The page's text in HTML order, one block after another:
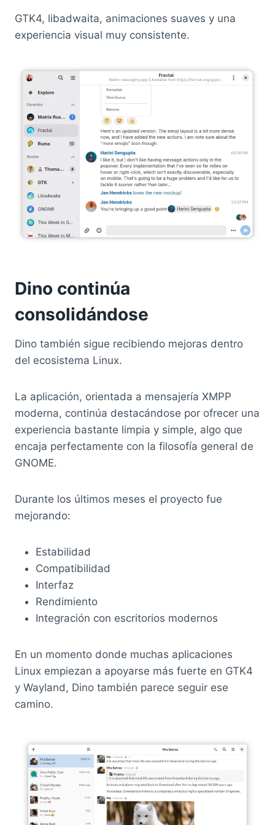
GTK4, libadwaita, animaciones suaves y una
experiencia visual muy consistente.
Dino continúa
consolidándose
Dino también sigue recibiendo mejoras dentro
del ecosistema Linux.
La aplicación, orientada a mensajería XMPP
moderna, continúa destacándose por ofrecer una
experiencia bastante limpia y simple, algo que
encaja perfectamente con la filosofía general de
GNOME.
Durante los últimos meses el proyecto fue
mejorando:
Estabilidad
Compatibilidad
Interfaz
Rendimiento
Integración con escritorios modernos
En un momento donde muchas aplicaciones
Linux empiezan a apoyarse más fuerte en GTK4
y Wayland, Dino también parece seguir ese
camino.